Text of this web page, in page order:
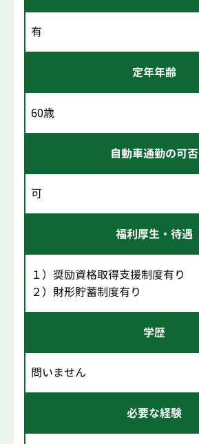
有
定年年齢
60歳
自動車通勤の可否
可
福利厚生・待遇
１）奨励資格取得支援制度有り
２）財形貯蓄制度有り
学歴
問いません
必要な経験